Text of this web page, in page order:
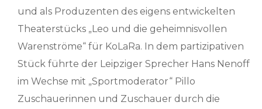
und als Produzenten des eigens entwickelten
Theaterstücks „Leo und die geheimnisvollen
Warenströme“ für KoLaRa. In dem partizipativen
Stück führte der Leipziger Sprecher Hans Nenoff
im Wechse mit „Sportmoderator“ Pillo
Zuschauerinnen und Zuschauer durch die